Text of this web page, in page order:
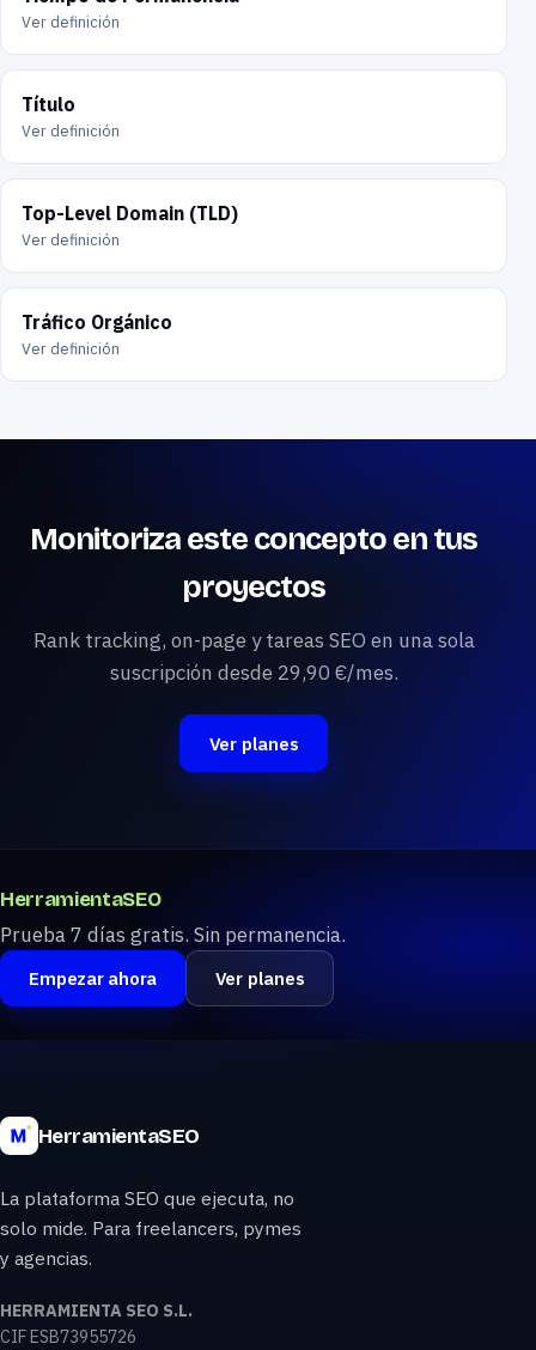
Ver definición
Título
Ver definición
Top-Level Domain (TLD)
Ver definición
Tráfico Orgánico
Ver definición
Monitoriza este concepto en tus
proyectos
Rank tracking, on-page y tareas SEO en una sola
suscripción desde 29,90 €/mes.
Ver planes
HerramientaSEO
Prueba 7 días gratis. Sin permanencia.
Empezar ahora Ver planes
HerramientaSEO
La plataforma SEO que ejecuta, no
solo mide. Para freelancers, pymes
y agencias.
HERRAMIENTA SEO S.L.
CIF ESB73955726